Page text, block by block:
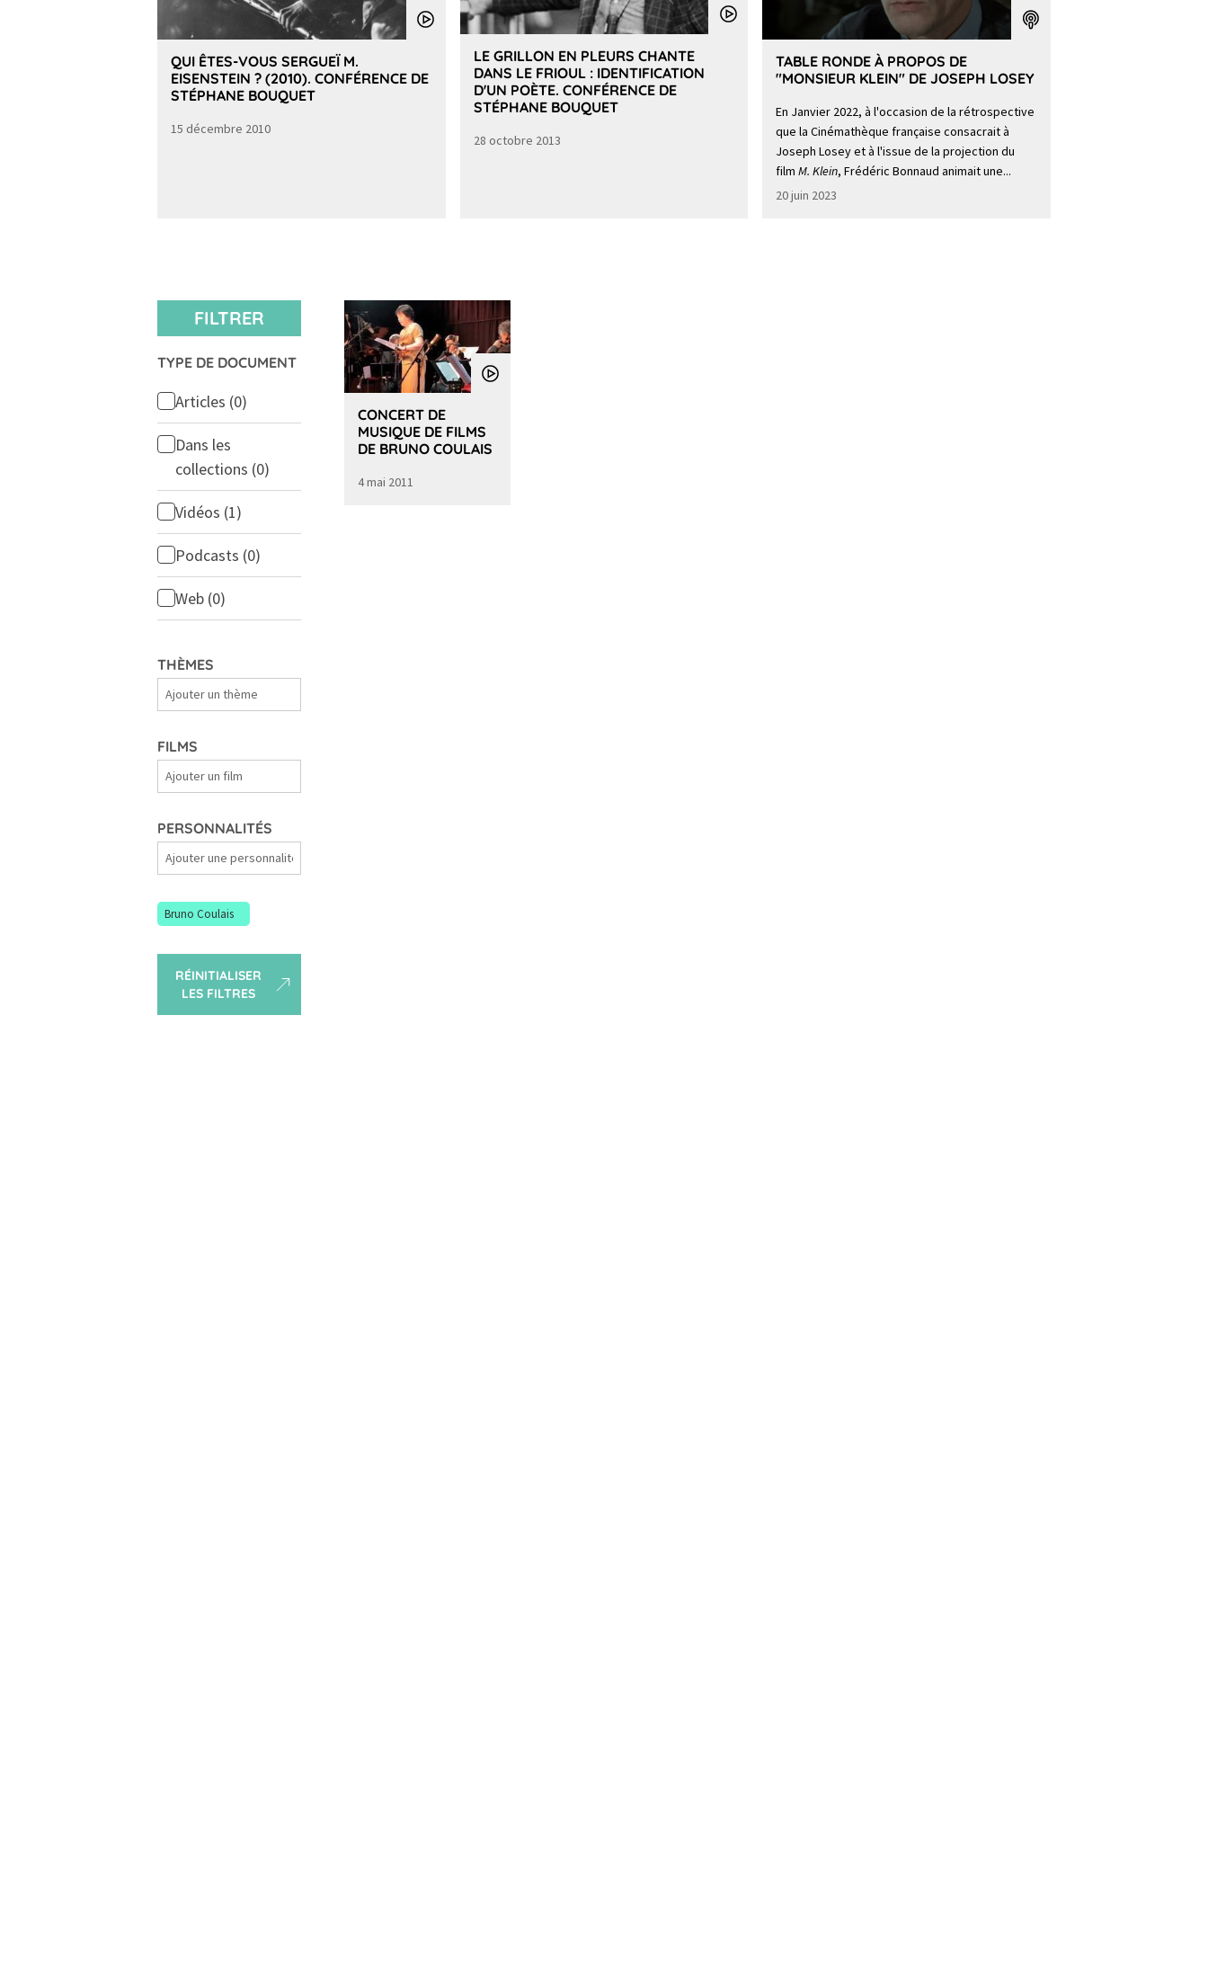
QUI ÊTES-VOUS SERGUEÏ M.
EISENSTEIN ? (2010). CONFÉRENCE DE
STÉPHANE BOUQUET
15 décembre 2010
LE GRILLON EN PLEURS CHANTE
DANS LE FRIOUL : IDENTIFICATION
D'UN POÈTE. CONFÉRENCE DE
STÉPHANE BOUQUET
28 octobre 2013
TABLE RONDE À PROPOS DE
"MONSIEUR KLEIN" DE JOSEPH LOSEY
En Janvier 2022, à l'occasion de la rétrospective
que la Cinémathèque française consacrait à
Joseph Losey et à l'issue de la projection du
filmM. Klein, Frédéric Bonnaud animait une...
20 juin 2023
FILTRER
TYPE DE DOCUMENT
Articles (0)
Dans les
collections (0)
Vidéos (1)
Podcasts (0)
Web (0)
THÈMES
FILMS
PERSONNALITÉS
Bruno Coulais
RÉINITIALISER
LES FILTRES
CONCERT DE
MUSIQUE DE FILMS
DE BRUNO COULAIS
4 mai 2011